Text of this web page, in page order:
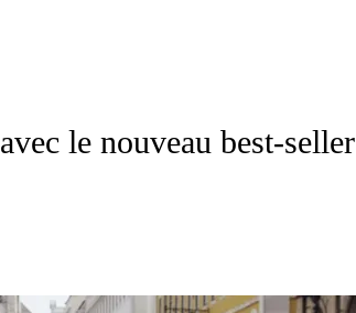
le nouveau best-seller